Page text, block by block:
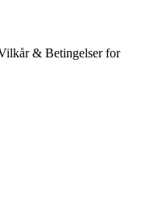
& Betingelser for